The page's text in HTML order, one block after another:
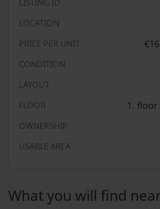
LISTING ID
LOCATION
PRICE PER UNIT
CONDITION
LAYOUT
FLOOR 1.
OWNERSHIP
USABLE AREA
What you will find